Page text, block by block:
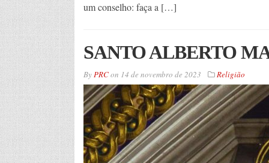
um conselho: faça a […]
SANTO ALBERTO
ByPRCon 14 de novembro de 2023 Religião